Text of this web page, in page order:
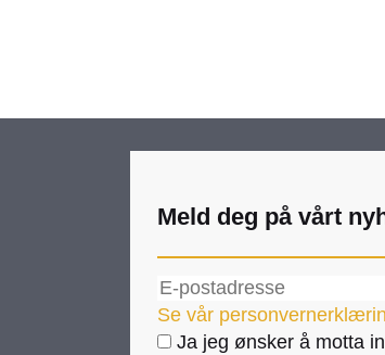
Meld deg på vårt
Se vår
Ja jeg ønsker å motta